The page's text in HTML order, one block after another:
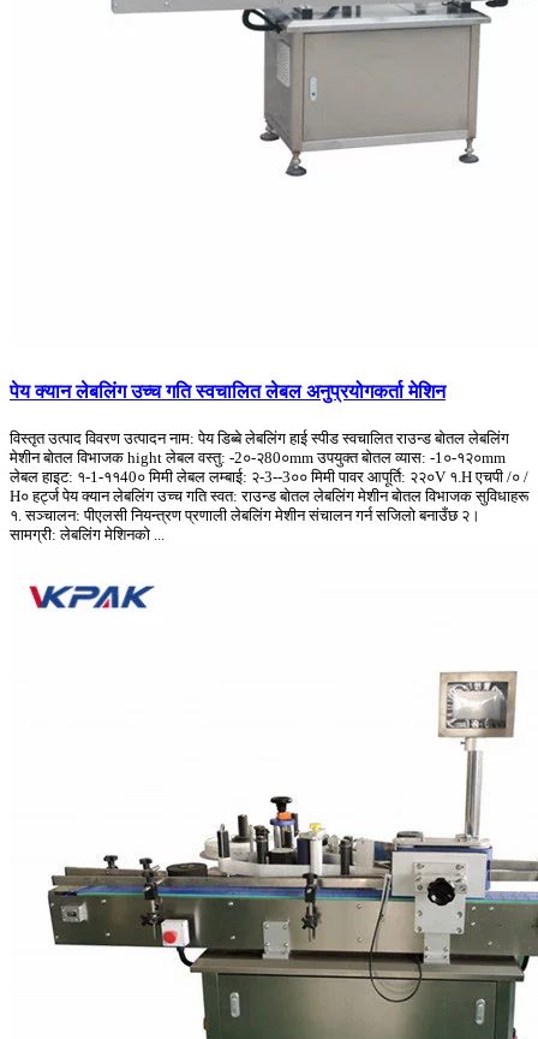
पेय क्यान लेबलिंग उच्च गति स्वचालित लेबल अनुप्रयोगकर्ता मेशिन
विस्तृत उत्पाद विवरण उत्पादन नाम: पेय डिब्बे लेबलिंग हाई स्पीड स्वचालित राउन्ड बोतल लेबलिंग
मेशीन बोतल विभाजक hight लेबल वस्तु: -2०-२80०mm उपयुक्त बोतल व्यास: -1०-१२०mm
लेबल हाइट: १-1-११40० मिमी लेबल लम्बाई: २-3--3०० मिमी पावर आपूर्ति: २२०V १.H एचपी /० /
H० हर्ट्ज पेय क्यान लेबलिंग उच्च गति स्वत: राउन्ड बोतल लेबलिंग मेशीन बोतल विभाजक सुविधाहरू
१. सञ्चालन: पीएलसी नियन्त्रण प्रणाली लेबलिंग मेशीन संचालन गर्न सजिलो बनाउँछ २।
सामग्री: लेबलिंग मेशिनको ...